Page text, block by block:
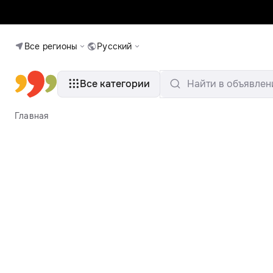
Все регионы Русский
Все категории Найти в
Главная